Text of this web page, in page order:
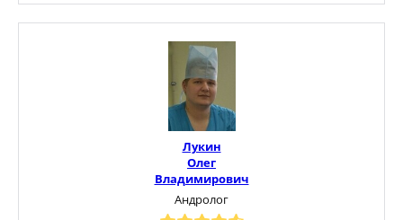
Лукин
Олег
Владимирович
Андролог